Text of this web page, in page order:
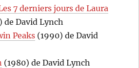
7 derniers jours de Laura
de David Lynch
Peaks (1990) de David
(1980) de David Lynch